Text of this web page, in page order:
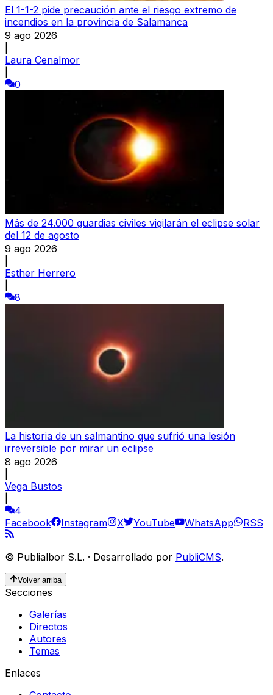
El 1-1-2 pide precaución ante el riesgo extremo de
incendios en la provincia de Salamanca
9 ago 2026
Laura Cenalmor
0
Más de 24.000 guardias civiles vigilarán el eclipse solar
del 12 de agosto
9 ago 2026
Esther Herrero
8
La historia de un salmantino que sufrió una lesión
irreversible por mirar un eclipse
8 ago 2026
Vega Bustos
4
Facebook
Instagram X YouTube WhatsApp RSS
© Publialbor S.L. · Desarrollado por PubliCMS.
Volver arriba
Secciones
Galerías
Directos
Autores
Temas
Enlaces